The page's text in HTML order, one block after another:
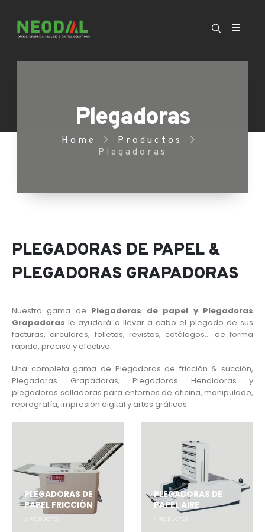
Plegadoras
Home
Productos
Plegadoras
PLEGADORAS DE PAPEL &
PLEGADORAS GRAPADORAS
Nuestra gama de Plegadoras de papel y Plegadoras
Grapadoras le ayudará a llevar a cabo el plegado de sus
facturas, circulares, folletos, revistas, catálogos… de forma
rápida, precisa y efectiva.
Una completa gama de Plegadoras de fricción & succión,
Plegadoras Grapadoras, Plegadoras Hendidoras y
plegadoras selladoras para entornos de oficina, manipulado,
reprografía, impresión digital y artes gráficas.
PLEGADORAS DE
PAPEL FRICCIÓN
PLEGADORAS DE
PAPEL AIRE